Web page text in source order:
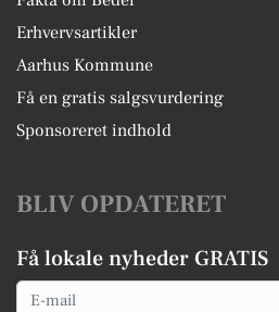
Erhvervsartikler
Aarhus Kommune
Få en gratis salgsvurdering
Sponsoreret indhold
BLIV OPDATERET
Få lokale nyheder GRATIS
Email